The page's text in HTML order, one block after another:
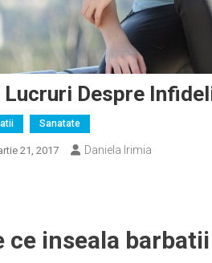
Lucruri Despre
Sanatate
21, 2017 Daniela Irimia
ce inseala